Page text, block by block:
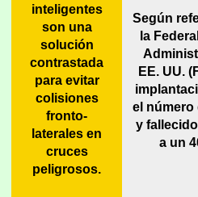
inteligentes
son una
solución
contrastada
para evitar
colisiones
fronto-
laterales en
cruces
peligrosos.
Según
la
EE. UU.
el número
y
a un